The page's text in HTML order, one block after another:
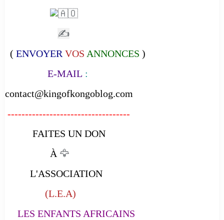
✍
( ENVOYER VOS ANNONCES )
E-MAIL :
contact@kingofkongoblog.com
-----------------------------------
FAITES UN DON
À 🦅
L'ASSOCIATION
(L.E.A)
LES ENFANTS AFRICAINS